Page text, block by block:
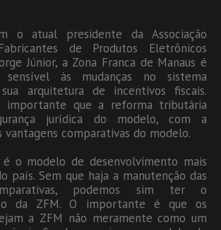
o atual presidente da Associação
de Produtos Eletrônicos
Júnior, a Zona Franca de Manaus é
sensível às mudanças no sistema
arquitetura de incentivos fiscais.
importante que a reforma tributária
jurídica do modelo, com a
vantagens comparativas do modelo.
é o modelo de desenvolvimento mais
país. Sem que haja a manutenção das
podemos sim ter o
da ZFM. O importante é que os
a ZFM não meramente como um